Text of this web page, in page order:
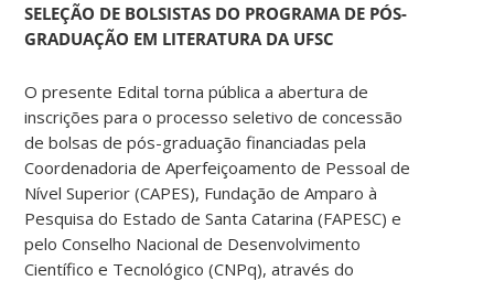
SELEÇÃO DE BOLSISTAS DO PROGRAMA DE PÓS-
GRADUAÇÃO EM LITERATURA DA UFSC
O presente Edital torna pública a abertura de
inscrições para o processo seletivo de concessão
de bolsas de pós-graduação financiadas pela
Coordenadoria de Aperfeiçoamento de Pessoal de
Nível Superior (CAPES), Fundação de Amparo à
Pesquisa do Estado de Santa Catarina (FAPESC) e
pelo Conselho Nacional de Desenvolvimento
Científico e Tecnológico (CNPq), através do